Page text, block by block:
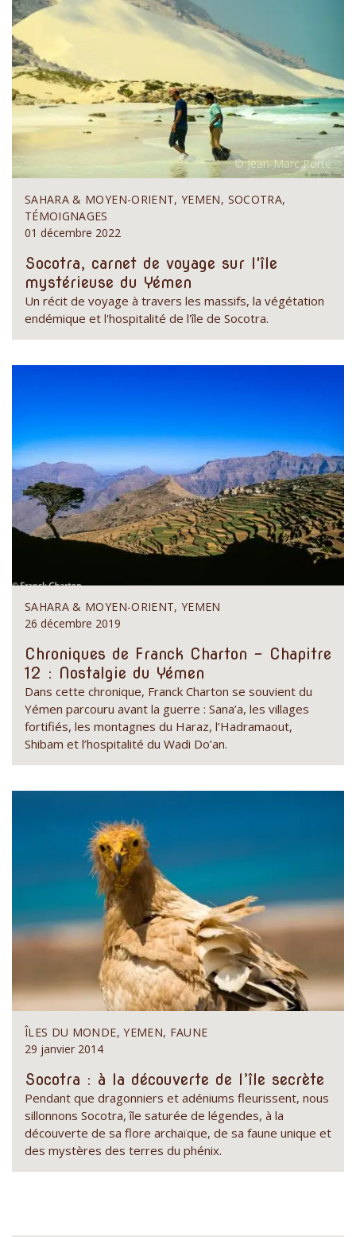
SAHARA & MOYEN-ORIENT, YEMEN, SOCOTRA,
TÉMOIGNAGES
01 décembre 2022
Socotra, carnet de voyage sur l'île
mystérieuse du Yémen
Un récit de voyage à travers les massifs, la végétation
endémique et l'hospitalité de l'île de Socotra.
SAHARA & MOYEN-ORIENT, YEMEN
26 décembre 2019
Chroniques de Franck Charton - Chapitre
12 : Nostalgie du Yémen
Dans cette chronique, Franck Charton se souvient du
Yémen parcouru avant la guerre : Sana’a, les villages
fortifiés, les montagnes du Haraz, l’Hadramaout,
Shibam et l’hospitalité du Wadi Do’an.
ÎLES DU MONDE, YEMEN, FAUNE
29 janvier 2014
Socotra : à la découverte de l’île secrète
Pendant que dragonniers et adéniums fleurissent, nous
sillonnons Socotra, île saturée de légendes, à la
découverte de sa flore archaïque, de sa faune unique et
des mystères des terres du phénix.